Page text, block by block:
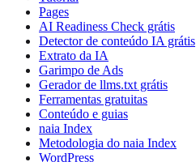
Pages
AI Readiness Check grátis
Detector de conteúdo IA grátis
Extrato da IA
Garimpo de Ads
Gerador de llms.txt grátis
Ferramentas gratuitas
Conteúdo e guias
naia Index
Metodologia do naia Index
WordPress